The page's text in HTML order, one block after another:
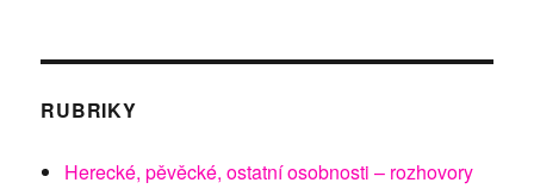
RUBRIKY
Herecké, pěvěcké, ostatní osobnosti – rozhovory